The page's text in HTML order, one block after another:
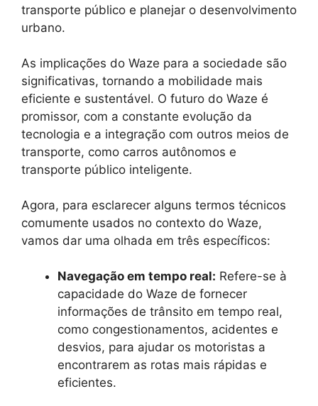
transporte público e planejar o desenvolvimento
urbano.
As implicações do Waze para a sociedade são
significativas, tornando a mobilidade mais
eficiente e sustentável. O futuro do Waze é
promissor, com a constante evolução da
tecnologia e a integração com outros meios de
transporte, como carros autônomos e
transporte público inteligente.
Agora, para esclarecer alguns termos técnicos
comumente usados no contexto do Waze,
vamos dar uma olhada em três específicos:
Navegação em tempo real: Refere-se à
capacidade do Waze de fornecer
informações de trânsito em tempo real,
como congestionamentos, acidentes e
desvios, para ajudar os motoristas a
encontrarem as rotas mais rápidas e
eficientes.